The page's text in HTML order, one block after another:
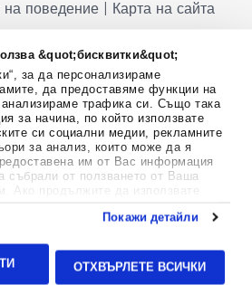
&quot;бисквитки&quot;
за да персонализираме
да предоставяме функции на
трафика си. Също така
за начина, по който използвате
си социални медии, рекламните
за анализ, които може да я
им от Вас информация
събрали от ползването от Ваша
Ако продължите да използвате
Покажи детайли
ОТХВЪРЛЕТЕ ВСИЧКИ
на поведение| Карта на сайта
диета и не са предназначени за
или лечение на човешки заболявания.
лекар, ако сте бременна, кърмите,
имате някакви здравословни проблеми,
хранителна добавка. Непрекъснато се
точна и валидна информация. Ако
коментари относно тях, моля свържете
се с нас.
eBusinessTeam • Website by
24lc.gr